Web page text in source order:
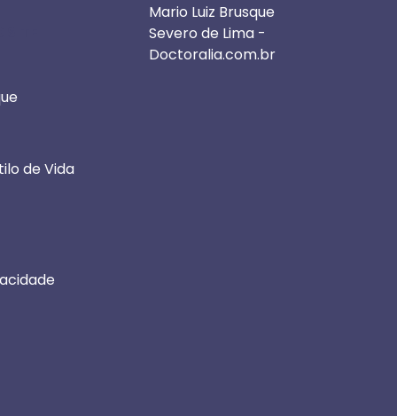
de Vida
Mario Luiz Brusque
Severo de Lima -
Doctoralia.com.br